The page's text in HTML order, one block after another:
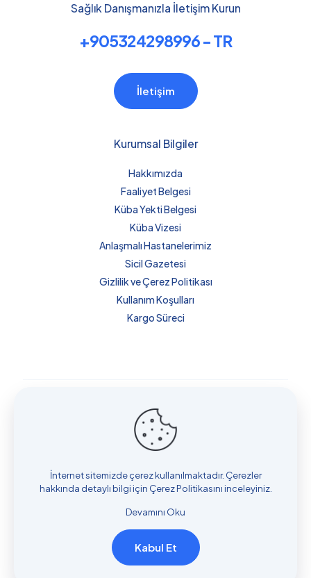
Sağlık Danışmanızla İletişim Kurun
+905324298996 - TR
İletişim
Kurumsal Bilgiler
Hakkımızda
Faaliyet Belgesi
Küba Yekti Belgesi
Küba Vizesi
Anlaşmalı Hastanelerimiz
Sicil Gazetesi
Gizlilik ve Çerez Politikası
Kullanım Koşulları
Kargo Süreci
Küba’da Sağlık ve Danışmanlık Hizmetleri bir
Sağlık Turizm Tic. Ltd. Şti.
Copyright © 2018 Küba'da Sağlık ve Danışmanlık
İnternet sitemizde çerez kullanılmaktadır. Çerezler
hakkında detaylı bilgi için Çerez Politikasınıinceleyiniz.
Devamını Oku
Kabul Et